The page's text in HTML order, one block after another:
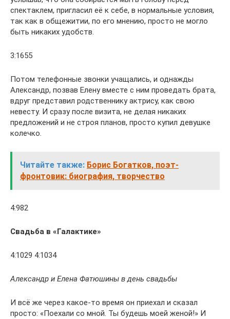
спектаклем, пригласил её к себе, в нормальные условия,
так как в общежитии, по его мнению, просто не могло
быть никаких удобств.
3:1655
Потом телефонные звонки учащались, и однажды
Александр, позвав Елену вместе с ним проведать брата,
вдруг представил родственнику актрису, как свою
невесту. И сразу после визита, не делая никаких
предложений и не строя планов, просто купил девушке
колечко.
Читайте также: Борис Богатков, поэт-
фронтовик: биография, творчество
4:982
Свадьба в «Галактике»
4:1029 4:1034
Александр и Елена Фатюшины в день свадьбы
И всё же через какое-то время он приехал и сказал
просто: «Поехали со мной. Ты будешь моей женой!» И